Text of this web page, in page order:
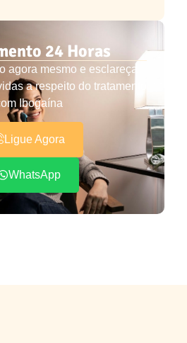
24 Horas
agora mesmo e esclareça
a respeito do tratamento
Ibogaína
Ligue Agora
WhatsApp